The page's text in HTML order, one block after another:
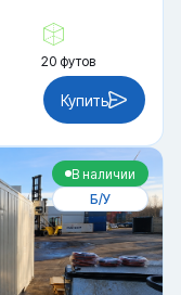
20 футов
Купить
В наличии
Б/У